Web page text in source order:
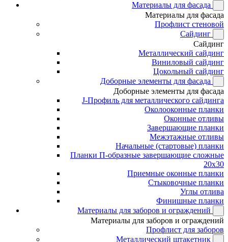
Материалы для фасада
Материалы для фасада
Профлист стеновой
Сайдинг
Сайдинг
Металлический сайдинг
Виниловый сайдинг
Цокольный сайдинг
Доборные элементы для фасада
Доборные элементы для фасада
J-Профиль для металлического сайдинга
Околооконные планки
Оконные отливы
Завершающие планки
Межэтажные отливы
Начальные (стартовые) планки
Планки П-образные завершающие сложные
20x30
Приемные оконные планки
Стыковочные планки
Углы отлива
Финишные планки
Материалы для заборов и ограждений
Материалы для заборов и ограждений
Профлист для заборов
Металлический штакетник